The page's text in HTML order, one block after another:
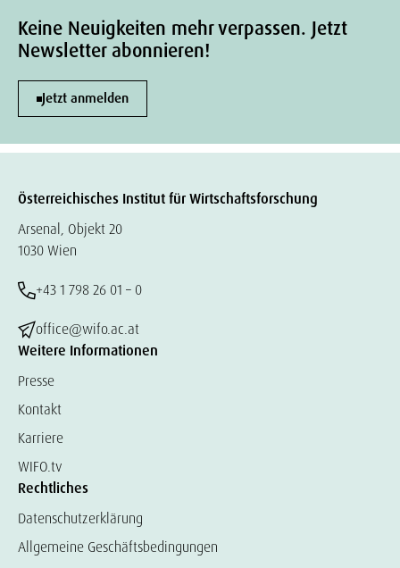
Keine Neuigkeiten mehr verpassen. Jetzt
Newsletter abonnieren!
Jetzt anmelden
Österreichisches Institut für Wirtschaftsforschung
Arsenal, Objekt 20
1030 Wien
+43 1 798 26 01 – 0
office@wifo.ac.at
Weitere Informationen
Presse
Kontakt
Karriere
WIFO.tv
Rechtliches
Datenschutzerklärung
Allgemeine Geschäftsbedingungen